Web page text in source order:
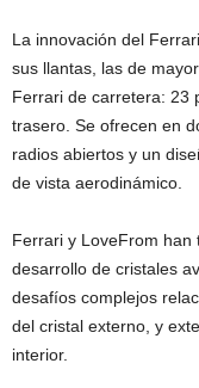
La innovación del
sus llantas, las de
Ferrari de carretera: 23
trasero. Se ofrecen en
radios abiertos y un
de vista aerodinámico.
Ferrari y LoveFrom
desarrollo de cristales
desafíos complejos
del cristal externo, y
interior.